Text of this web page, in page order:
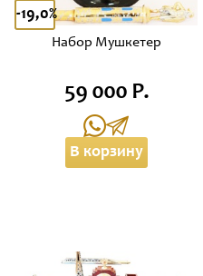
Набор Мушкетер
-19,0%
59 000 Р.
В корзину